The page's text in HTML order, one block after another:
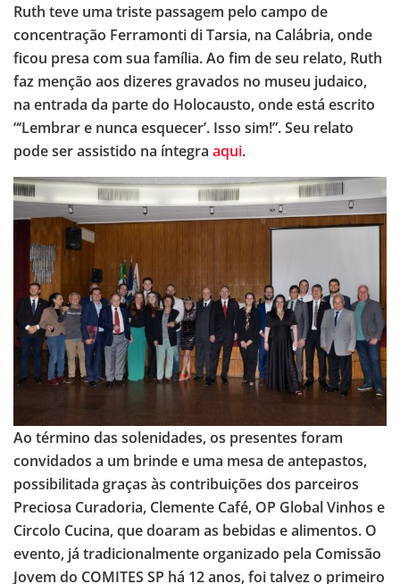
Ruth teve uma triste passagem pelo campo de
concentração Ferramonti di Tarsia, na Calábria, onde
ficou presa com sua família. Ao fim de seu relato, Ruth
faz menção aos dizeres gravados no museu judaico,
na entrada da parte do Holocausto, onde está escrito
“‘Lembrar e nunca esquecer’. Isso sim!”. Seu relato
pode ser assistido na íntegra aqui.
Ao término das solenidades, os presentes foram
convidados a um brinde e uma mesa de antepastos,
possibilitada graças às contribuições dos parceiros
Preciosa Curadoria, Clemente Café, OP Global Vinhos e
Circolo Cucina, que doaram as bebidas e alimentos. O
evento, já tradicionalmente organizado pela Comissão
Jovem do COMITES SP há 12 anos, foi talvez o primeiro